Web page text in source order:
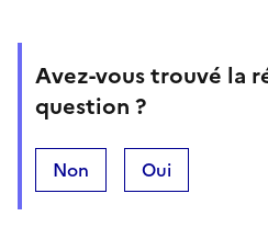
Avez-vous trouvé la
question ?
Non Oui